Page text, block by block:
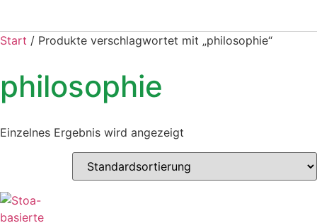
Start / Produkte verschlagwortet mit „philosophie“
philosophie
Einzelnes Ergebnis wird angezeigt